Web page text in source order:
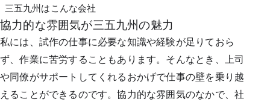
三五九州はこんな会社
協力的な雰囲気が三五九州の魅力
私には、試作の仕事に必要な知識や経験が足りておら
ず、作業に苦労することもあります。そんなとき、上司
や同僚がサポートしてくれるおかげで仕事の壁を乗り越
えることができるのです。協力的な雰囲気のなかで、社